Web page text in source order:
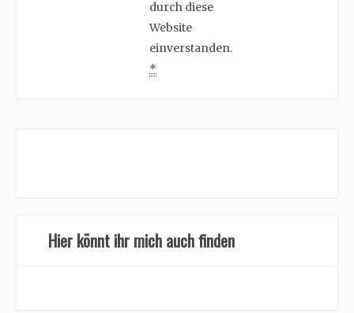
durch diese
Website
einverstanden.
*
Hier könnt ihr mich auch finden